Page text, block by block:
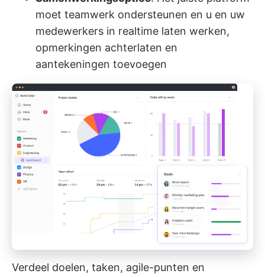
moet teamwerk ondersteunen en u en uw
medewerkers in realtime laten werken,
opmerkingen achterlaten en
aantekeningen toevoegen
Verdeel doelen, taken, agile-punten en